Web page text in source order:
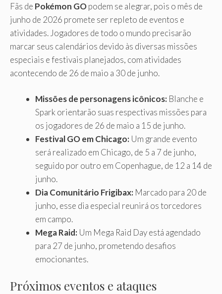
Fãs de Pokémon GOpodem se alegrar, pois o mês de
junho de 2026 promete ser repleto de eventos e
atividades. Jogadores de todo o mundo precisarão
marcar seus calendários devido às diversas missões
especiais e festivais planejados, com atividades
acontecendo de 26 de maio a 30 de junho.
Missões de personagens icônicos: Blanche e
Spark orientarão suas respectivas missões para
os jogadores de 26 de maio a 15 de junho.
Festival GO em Chicago: Um grande evento
será realizado em Chicago, de 5 a 7 de junho,
seguido por outro em Copenhague, de 12 a 14 de
junho.
Dia Comunitário Frigibax: Marcado para 20 de
junho, esse dia especial reunirá os torcedores
em campo.
Mega Raid: Um Mega Raid Day está agendado
para 27 de junho, prometendo desafios
emocionantes.
Próximos eventos e ataques